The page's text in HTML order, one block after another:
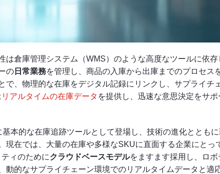
倉庫管理システム（WMS）のような高度なツールに依存
の日常業務を管理し、商品の入庫から出庫までのプロセス
、物理的な在庫をデジタル記録にリンクし、サプライチ
リアルタイムの在庫データ を提供し、迅速な意思決定をサ
本的な在庫追跡ツールとして登場し、技術の進化ととも
在では、大量の在庫や多様なSKUに直面する企業にとっ
ィのためにクラウドベースモデルをますます採用し、ロ
的なサプライチェーン環境でのリアルタイムデータと適